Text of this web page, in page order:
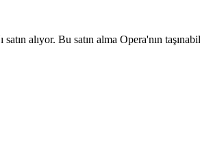
alıyor. Bu satın alma Opera'nın